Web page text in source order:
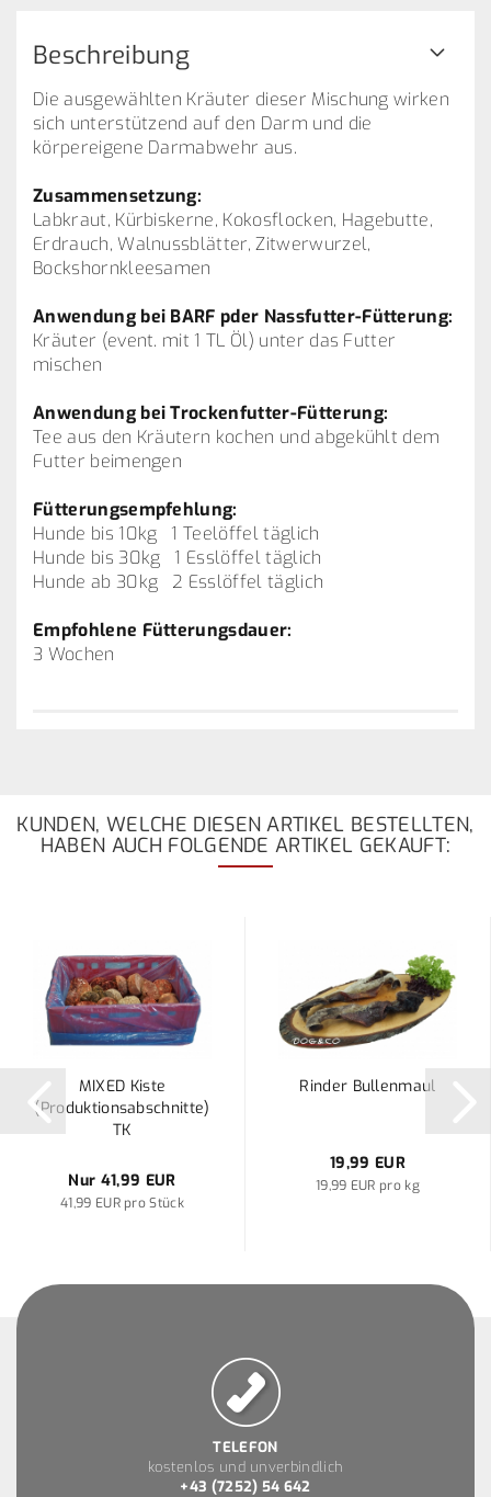
Beschreibung
Die ausgewählten Kräuter dieser Mischung wirken
sich unterstützend auf den Darm und die
körpereigene Darmabwehr aus.
Zusammensetzung:
Labkraut, Kürbiskerne, Kokosflocken, Hagebutte,
Erdrauch, Walnussblätter, Zitwerwurzel,
Bockshornkleesamen
Anwendung bei BARF pder Nassfutter-Fütterung:
Kräuter (event. mit 1 TL Öl) unter das Futter
mischen
Anwendung bei Trockenfutter-Fütterung:
Tee aus den Kräutern kochen und abgekühlt dem
Futter beimengen
Fütterungsempfehlung:
Hunde bis 10kg 1 Teelöffel täglich
Hunde bis 30kg 1 Esslöffel täglich
Hunde ab 30kg 2 Esslöffel täglich
Empfohlene Fütterungsdauer:
3 Wochen
KUNDEN, WELCHE DIESEN ARTIKEL BESTELLTEN,
HABEN AUCH FOLGENDE ARTIKEL GEKAUFT:
MIXED Kiste
(Produktionsabschnitte)
TK
Nur 41,99 EUR
41,99 EUR pro Stück
Rinder Bullenmaul
19,99 EUR
19,99 EUR pro kg
TELEFON
kostenlos und unverbindlich
+43 (7252) 54 642